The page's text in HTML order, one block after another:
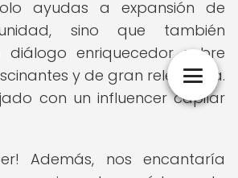
ayudas a expansión de
sino que también
diálogo enriquecedor sobre
y de gran relevancia.
con un influencer capilar
Además, nos encantaría